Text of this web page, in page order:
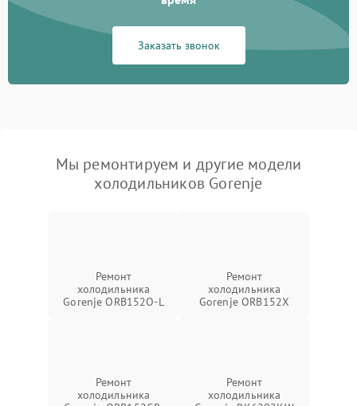
Заказать звонок
Мы ремонтируем и другие модели
холодильников Gorenje
Ремонт
холодильника
Gorenje ORB152O-L
Ремонт
холодильника
Gorenje ORB152X
Ремонт
холодильника
Ремонт
холодильника